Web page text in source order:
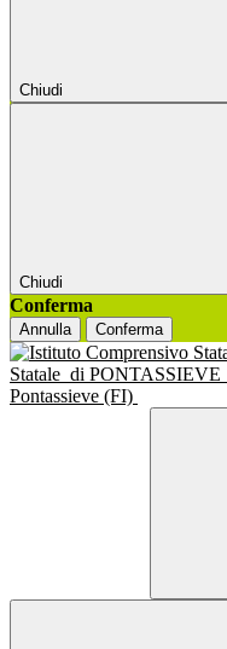
Chiudi
Chiudi
Conferma
Annulla Conferma
Statale di PONTASSIEVE
Pontassieve (FI)